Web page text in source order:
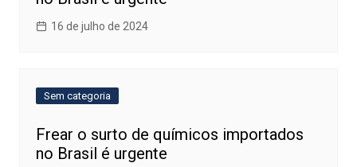
16 de julho de 2024
Sem categoria
Frear o surto de químicos importados
no Brasil é urgente